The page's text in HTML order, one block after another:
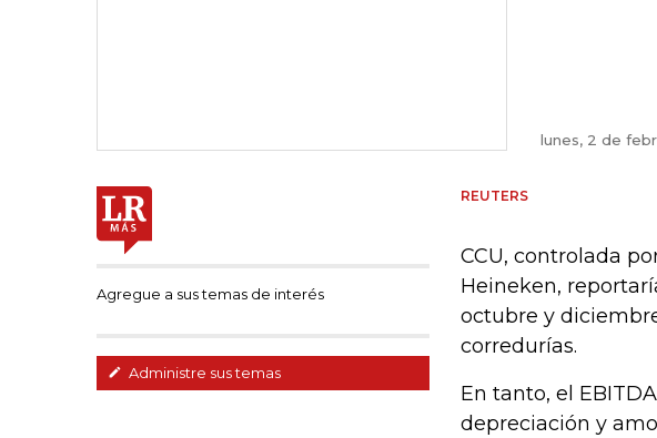
lunes, 2 de
Agregue a sus temas de interés
Administre sus temas
REUTERS
CCU, controlada
Heineken,
octubre y
corredurías.
En tanto, el
depreciación y